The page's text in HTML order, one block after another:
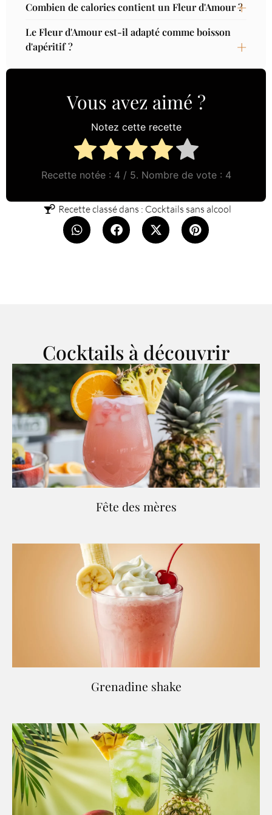
Combien de calories contient un Fleur d'Amour ?
Le Fleur d'Amour est-il adapté comme boisson
d'apéritif ?
Vous avez aimé ?
Notez cette recette
Recette notée : 4/ 5. Nombre de vote : 4
Recette classé dans : Cocktails sans alcool
Cocktails à découvrir
Fête des mères
Grenadine shake